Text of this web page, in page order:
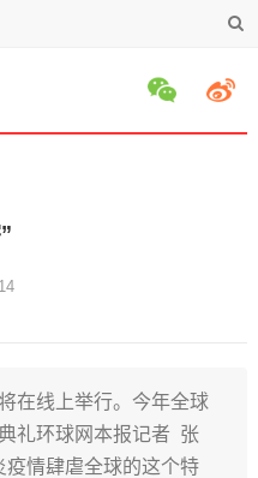
在线上举行。今年全球
礼环球网本报记者 张
情肆虐全球的这个特